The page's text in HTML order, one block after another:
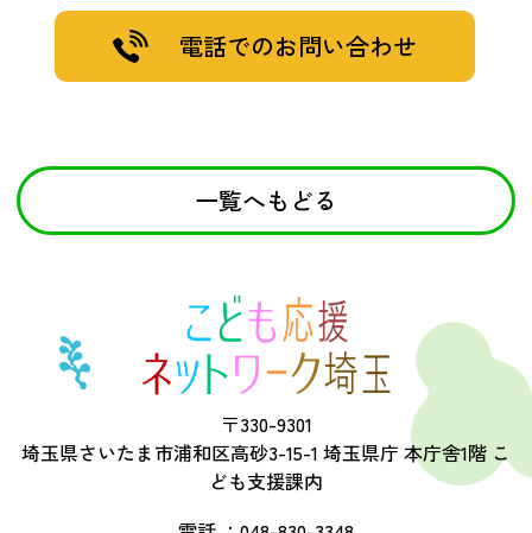
電話でのお問い合わせ
一覧へもどる
〒330-9301
埼玉県さいたま市浦和区高砂3-15-1 埼玉県庁 本庁舎1階 こ
ども支援課内